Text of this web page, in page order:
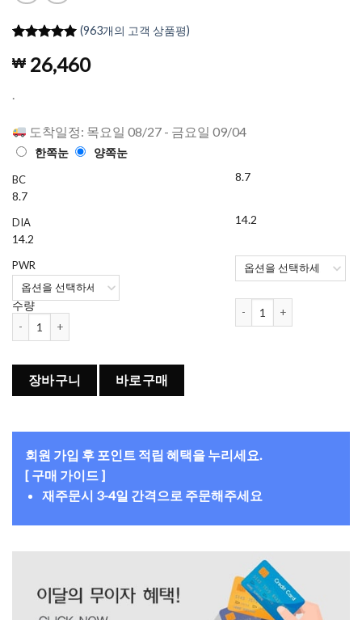
고객 평가
를 기준으
점에
(963개의 고객 상품평)
₩ 26,460
.
도착일정: 목요일 08/27 - 금요일 09/04
한쪽눈 양쪽눈
BC
8.7
DIA
14.2
PWR
수량
하파크리스틴 Dolly Kristin 원데이 컬러렌즈 Gray (10개들이) 수량
8.7
14.2
하파크리스틴 Dolly Kristin
장바구니 바로구매
회원 가입 후 포인트 적립 혜택을 누리세요.
[ 구매 가이드 ]
재주문시 3-4일 간격으로 주문해주세요